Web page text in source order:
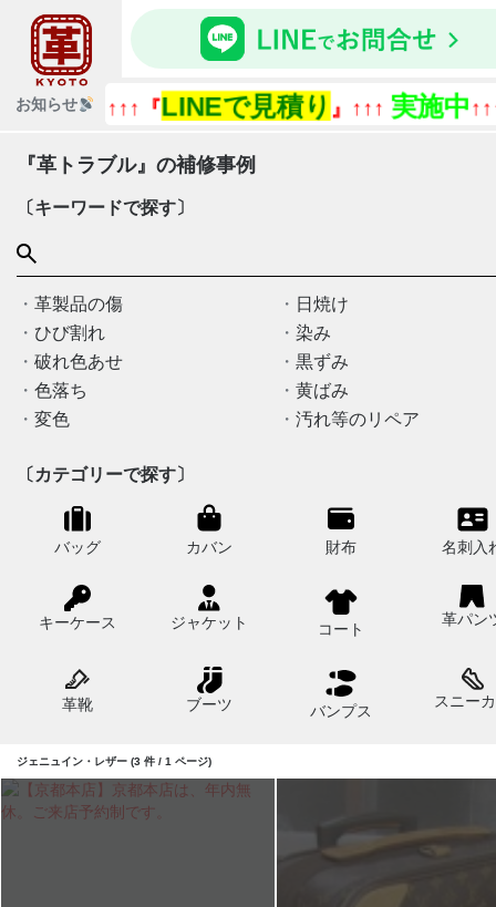
お知らせ ↑↑↑『 LINEで見積り』↑↑↑実施中↑↑↑
『革トラブル』の補修事例
〔キーワードで探す〕
革製品の傷
日焼け
ひび割れ
染み
破れ色あせ
黒ずみ
色落ち
黄ばみ
変色
汚れ等のリペア
〔カテゴリーで探す〕
バッグ カバン 財布 名刺入
キーケース ジャケット コート
革パン
革靴 ブーツ バンプス
スニー
ジェニュイン・レザー (3 件 / 1 ページ)